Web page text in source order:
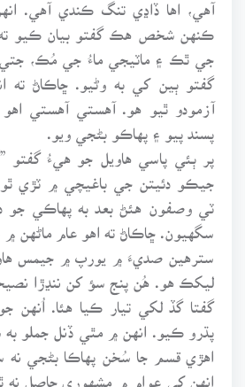
آهي، اها ڏاڍي تنگ ڪندي آهي.
ڪنهن شخص هڪ گفتو بيان ڪيو ته
جي ٿڪ ۽ ماٽيجي ماءُ جي مُڪ،
گفتو ٻين کي به وڻيو. ڇاڪاڻ ته
آزمودو ٿيو هو. آهستي آهستي
پسند پيو ۽ پهاڪو بڻجي ويو.
پر ٻئي پاسي هاويل جو هيءُ گفتو
جيڪو دئيتن جي باغيچي ۾ ٽڙي
ٽي وصفون هئڻ بعد به پهاڪي جو
سگهيون. ڇاڪاڻ ته اهو عام ماڻهن
سترهين صديءَ ۾ يورپ ۾ جيمس
ليکڪ هو. هُن پنج سؤ کن ننڍڙا
گفتا گڏ لکي تيار ڪيا هئا. اُنهن
پڌرو ڪيو. انهن ۾ مٿي ڏنل جملو به
اهڙي قسم جا سُخن پهاڪا بڻجي نه
انهن کي عوام ۾ مشهوري حاصل نه